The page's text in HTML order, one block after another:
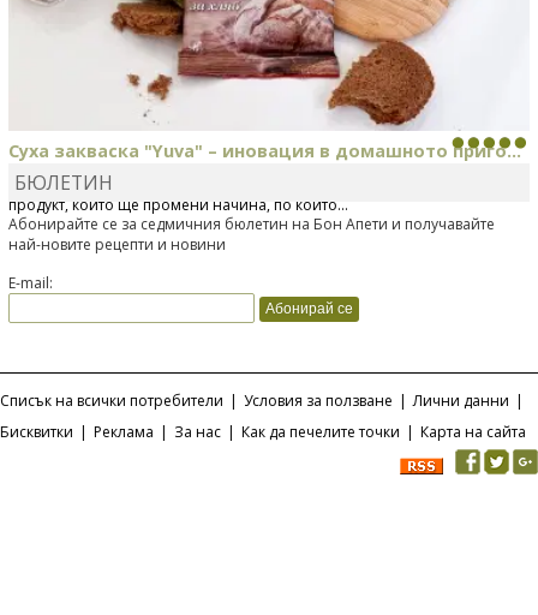
Суха закваска "Yuva" – иновация в домашното приго...
Отскоро Лесафр България стартира предлагането на изцяло нов
продукт, който ще промени начина, по който...
БЮЛЕТИН
Абонирайте се за седмичния бюлетин на Бон Апети и получавайте
най-новите рецепти и новини
E-mail:
Списък на всички потребители | Условия за ползване | Лични данни |
Бисквитки | Реклама | За нас | Как да печелите точки | Карта на сайта